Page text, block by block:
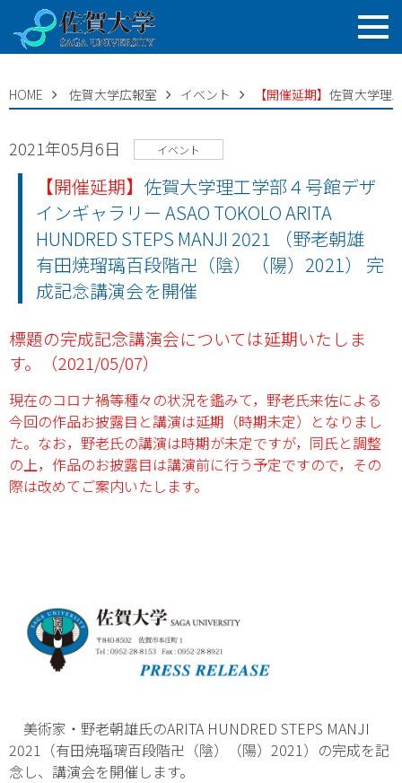
HOME 佐賀大学広報室 イベント 【開催延期】 佐賀大学理
2021年05月6日 イベント
【開催延期】 佐賀大学理工学部４号館デザ
インギャラリー ASAO TOKOLO ARITA
HUNDRED STEPS MANJI 2021 （野老朝雄
有田焼瑠璃百段階卍（陰）（陽）2021） 完
成記念講演会を開催
標題の完成記念講演会については延期いたしま
す。（2021/05/07）
現在のコロナ禍等種々の状況を鑑みて，野老氏来佐による
今回の作品お披露目と講演は延期（時期未定）となりまし
た。なお，野老氏の講演は時期が未定ですが，同氏と調整
の上，作品のお披露目は講演前に行う予定ですので，その
際は改めてご案内いたします。
美術家・野老朝雄氏のARITA HUNDRED STEPS MANJI
2021（有田焼瑠璃百段階卍（陰）（陽）2021）の完成を記
念し、講演会を開催します。